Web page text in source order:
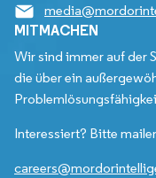
MITMACHEN
Wir sind immer auf der
die über ein
Interessiert? Bitte